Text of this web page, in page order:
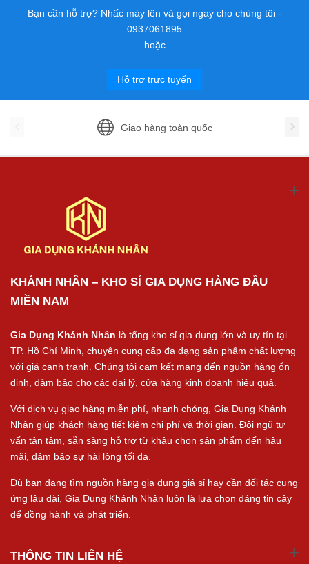
Bạn cần hỗ trợ? Nhấc máy lên và gọi ngay cho chúng tôi -
0937061895
hoặc
Hỗ trợ trực tuyến
Giao hàng toàn quốc
KHÁNH NHÂN – KHO SỈ GIA DỤNG HÀNG ĐẦU
MIỀN NAM
Gia Dụng Khánh Nhân là tổng kho sỉ gia dụng lớn và uy tín tại
TP. Hồ Chí Minh, chuyên cung cấp đa dạng sản phẩm chất lượng
với giá cạnh tranh. Chúng tôi cam kết mang đến nguồn hàng ổn
định, đảm bảo cho các đại lý, cửa hàng kinh doanh hiệu quả.
Với dịch vụ giao hàng miễn phí, nhanh chóng, Gia Dụng Khánh
Nhân giúp khách hàng tiết kiệm chi phí và thời gian. Đội ngũ tư
vấn tận tâm, sẵn sàng hỗ trợ từ khâu chọn sản phẩm đến hậu
mãi, đảm bảo sự hài lòng tối đa.
Dù bạn đang tìm nguồn hàng gia dụng giá sỉ hay cần đối tác cung
ứng lâu dài, Gia Dụng Khánh Nhân luôn là lựa chọn đáng tin cậy
để đồng hành và phát triển.
THÔNG TIN LIÊN HỆ